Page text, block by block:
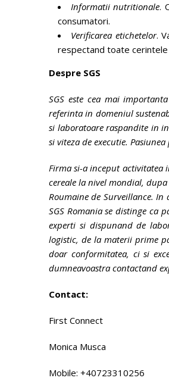
Informatii nutritionale.
consumatori.
Verificarea etichetelor.
respectand toate cerintele
Despre SGS
SGS este cea mai
referinta in domeniul
si laboratoare raspandite in
si viteza de executie.
Firma si-a inceput activitatea
cereale la nivel mondial, dupa
Roumaine de Surveillance.
SGS Romania se distinge ca
experti si dispunand de
logistic, de la materii prime
doar conformitatea, ci si
dumneavoastra contactand
Contact:
First Connect
Monica Musca
Mobile: +40723310256